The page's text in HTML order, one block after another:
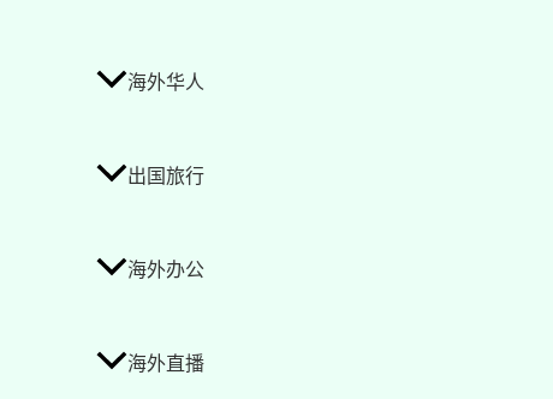
海外华人
出国旅行
海外办公
海外直播